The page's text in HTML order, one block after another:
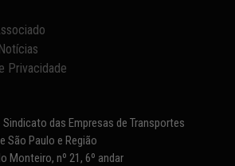
Privacidade
Sindicato das Empresas de Transportes
São Paulo e Região
Monteiro, nº 21, 6º andar